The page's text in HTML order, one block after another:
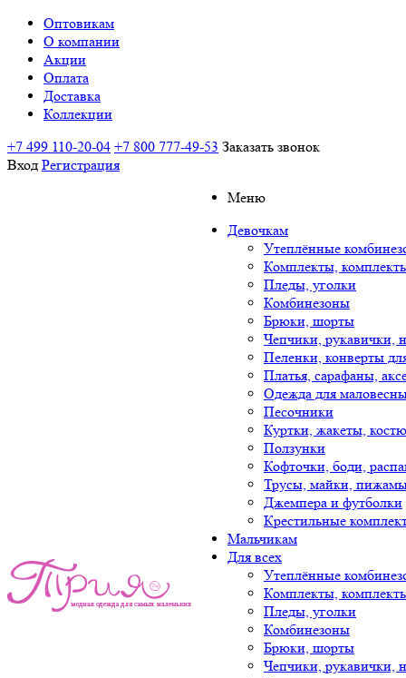
Оптовикам
О компании
Акции
Оплата
Доставка
Коллекции
+7 499 110-20-04 +7 800 777-49-53 Заказать звонок
Вход Регистрация
Меню
Девочкам
Утеплённые
Комплекты,
Пледы, уголки
Комбинезоны
Брюки, шорты
Чепчики, рукавички,
Пеленки, конверты
Платья, сарафаны,
Одежда для
Песочники
Куртки, жакеты,
Ползунки
Кофточки, боди,
Трусы, майки,
Джемпера и футболки
Крестильные
Мальчикам
Для всех
Утеплённые
Комплекты,
Пледы, уголки
Комбинезоны
Брюки, шорты
Чепчики, рукавички,